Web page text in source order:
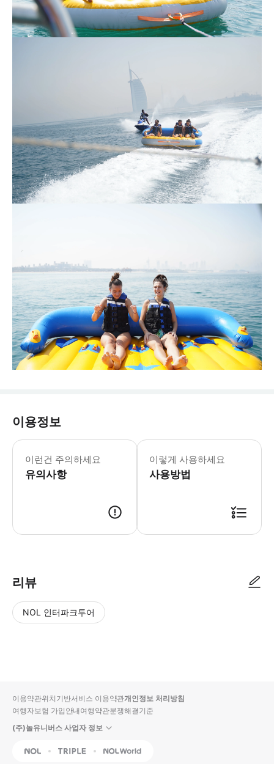
이용정보
이런건 주의하세요
유의사항
이렇게 사용하세요
사용방법
리뷰
NOL 인터파크투어
입니
다.
순
상
이용약관위치기반서비스 이용약관개인정보 처리방침
여행자보험 가입안내여행약관분쟁해결기준
(주)놀유니버스 사업자 정보
NOL Triple Interpark Global